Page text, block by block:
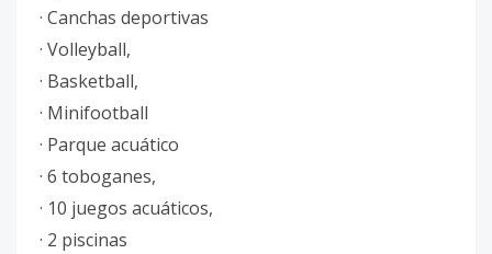
· Canchas deportivas
· Volleyball,
· Basketball,
· Minifootball
· Parque acuático
· 6 toboganes,
· 10 juegos acuáticos,
· 2 piscinas